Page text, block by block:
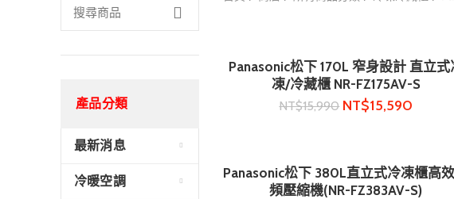
產品分類
最新消息
冷暖空調
加入購物車
Panasonic松下 170L 窄身設計 直立式
凍/冷藏櫃 NR-FZ175AV-S
NT$15,990 NT$15,590
加入購物車
Panasonic松下 380L直立式冷凍櫃高
頻壓縮機(NR-FZ383AV-S)